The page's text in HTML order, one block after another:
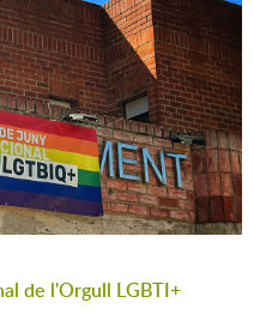
de l'Orgull LGBTI+